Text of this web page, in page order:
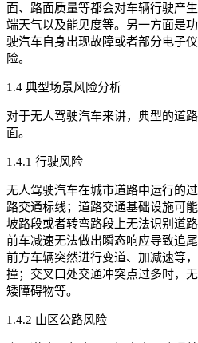
面、路面质量等都会对车辆行驶产
端天气以及能见度等。另一方面是
驶汽车自身出现故障或者部分电子
险。
1.4 典型场景风险分析
对于无人驾驶汽车来讲，典型的道
面。
1.4.1 行驶风险
无人驾驶汽车在城市道路中运行的
路交通标线；道路交通基础设施可
坡路段或者转弯路段上无法识别道
前车减速无法做出瞬态响应导致追
前方车辆突然进行变道、加减速等
撞；交叉口处交通冲突点过多时，
矮障碍物等。
1.4.2 山区公路风险